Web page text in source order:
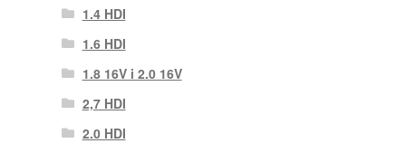
1.4 HDI
1.6 HDI
1.8 16V i 2.0 16V
2,7 HDI
2.0 HDI